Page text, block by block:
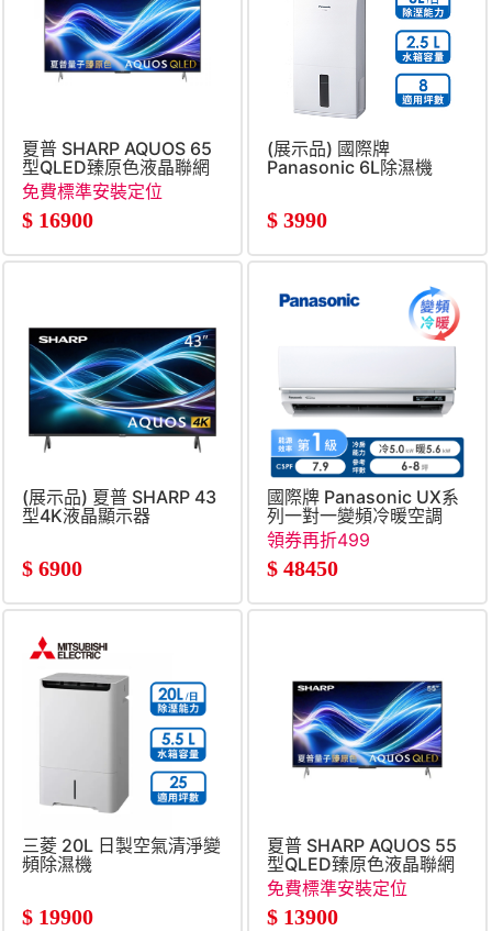
夏普 SHARP AQUOS 65
型QLED臻原色液晶聯網
顯示器
免費標準安裝定位
$ 16900
(展示品) 國際牌
Panasonic 6L除濕機
$ 3990
(展示品) 夏普 SHARP 43
型4K液晶顯示器
$ 6900
國際牌 Panasonic UX系
列一對一變頻冷暖空調
領券再折499
$ 48450
三菱 20L 日製空氣清淨變
頻除濕機
$ 19900
夏普 SHARP AQUOS 55
型QLED臻原色液晶聯網
顯示器
免費標準安裝定位
$ 13900